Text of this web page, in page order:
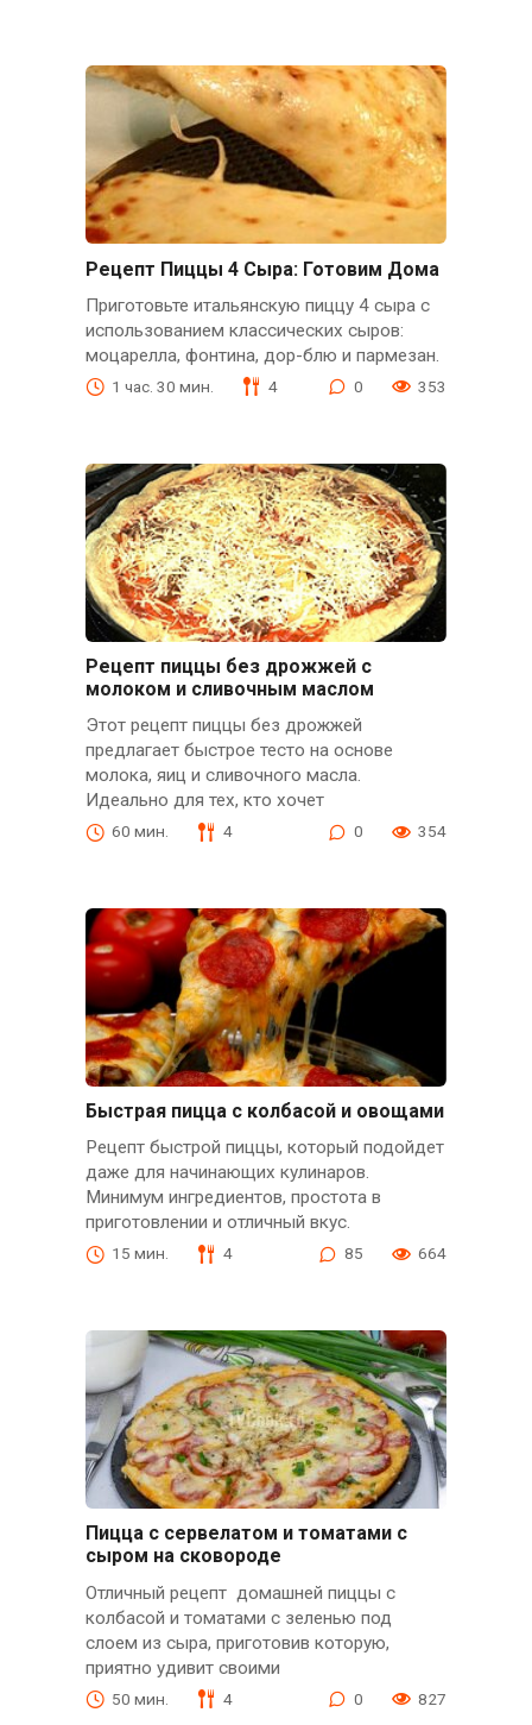
Рецепт Пиццы 4 Сыра: Готовим Дома
Приготовьте итальянскую пиццу 4 сыра с
использованием классических сыров:
моцарелла, фонтина, дор-блю и пармезан.
1 час. 30 мин. 4 0 353
Рецепт пиццы без дрожжей с
молоком и сливочным маслом
Этот рецепт пиццы без дрожжей
предлагает быстрое тесто на основе
молока, яиц и сливочного масла.
Идеально для тех, кто хочет
60 мин. 4 0 354
Быстрая пицца с колбасой и овощами
Рецепт быстрой пиццы, который подойдет
даже для начинающих кулинаров.
Минимум ингредиентов, простота в
приготовлении и отличный вкус.
15 мин. 4 85 664
Пицца с сервелатом и томатами с
сыром на сковороде
Отличный рецепт домашней пиццы с
колбасой и томатами с зеленью под
слоем из сыра, приготовив которую,
приятно удивит своими
50 мин. 4 0 827